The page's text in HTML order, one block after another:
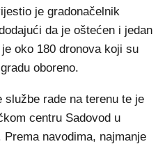
je gradonačelnik
da je oštećen i jedan
oko 180 dronova koji su
oboreno.
službe rade na terenu te je
centru Sadovod u
navodima, najmanje